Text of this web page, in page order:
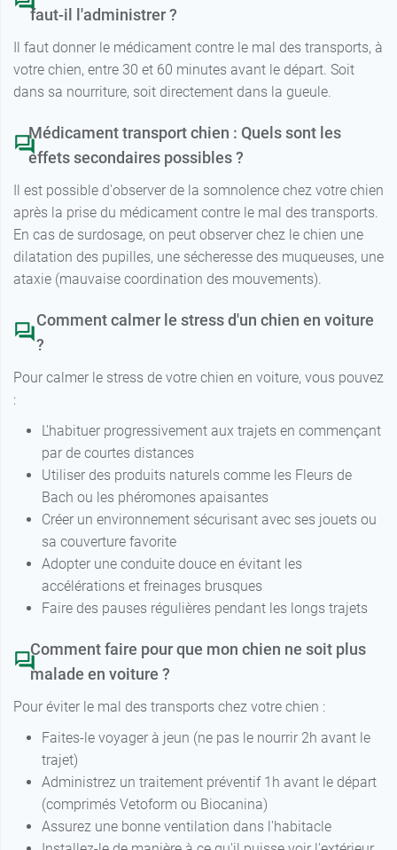
faut-il l'administrer ?
Il faut donner le médicament contre le mal des transports, à
votre chien, entre 30 et 60 minutes avant le départ. Soit
dans sa nourriture, soit directement dans la gueule.
Médicament transport chien : Quels sont les
effets secondaires possibles ?
Il est possible d'observer de la somnolence chez votre chien
après la prise du médicament contre le mal des transports.
En cas de surdosage, on peut observer chez le chien une
dilatation des pupilles, une sécheresse des muqueuses, une
ataxie (mauvaise coordination des mouvements).
Comment calmer le stress d'un chien en voiture
?
Pour calmer le stress de votre chien en voiture, vous pouvez
:
L'habituer progressivement aux trajets en commençant
par de courtes distances
Utiliser des produits naturels comme les Fleurs de
Bach ou les phéromones apaisantes
Créer un environnement sécurisant avec ses jouets ou
sa couverture favorite
Adopter une conduite douce en évitant les
accélérations et freinages brusques
Faire des pauses régulières pendant les longs trajets
Comment faire pour que mon chien ne soit plus
malade en voiture ?
Pour éviter le mal des transports chez votre chien :
Faites-le voyager à jeun (ne pas le nourrir 2h avant le
trajet)
Administrez un traitement préventif 1h avant le départ
(comprimés Vetoform ou Biocanina)
Assurez une bonne ventilation dans l'habitacle